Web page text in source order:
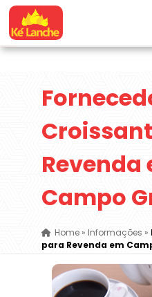
Revenda
Campo
Home» Informações »
para Revenda em